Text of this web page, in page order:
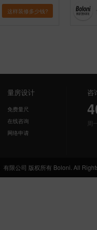
这样装修多少钱?
量房设计
免费量尺
在线咨询
网络申请
咨
周
限公司 版权所有 Boloni. All